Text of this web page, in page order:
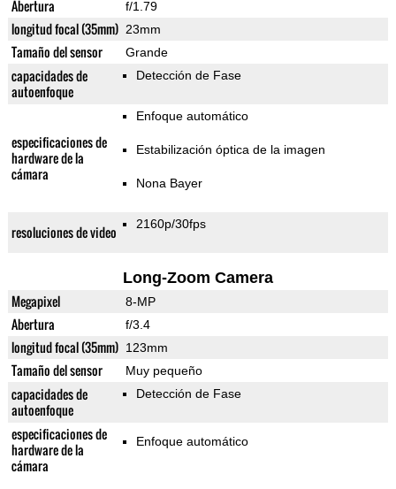
Abertura f/1.79
longitud focal (35mm) 23mm
Tamaño del sensor Grande
capacidades de
autoenfoque
Detección de Fase
especificaciones de
hardware de la
cámara
Enfoque automático
Estabilización óptica de la imagen
Nona Bayer
resoluciones de video 2160p/30fps
Long-Zoom Camera
Megapixel 8-MP
Abertura f/3.4
longitud focal (35mm) 123mm
Tamaño del sensor Muy pequeño
capacidades de
autoenfoque
Detección de Fase
especificaciones de
hardware de la
cámara
Enfoque automático